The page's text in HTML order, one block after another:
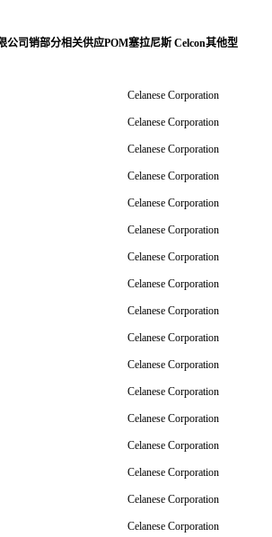
公司销部分相关供应POM塞拉尼斯 Celcon其他型
Celanese Corporation
Celanese Corporation
Celanese Corporation
Celanese Corporation
Celanese Corporation
Celanese Corporation
Celanese Corporation
Celanese Corporation
Celanese Corporation
Celanese Corporation
Celanese Corporation
Celanese Corporation
Celanese Corporation
Celanese Corporation
Celanese Corporation
Celanese Corporation
Celanese Corporation